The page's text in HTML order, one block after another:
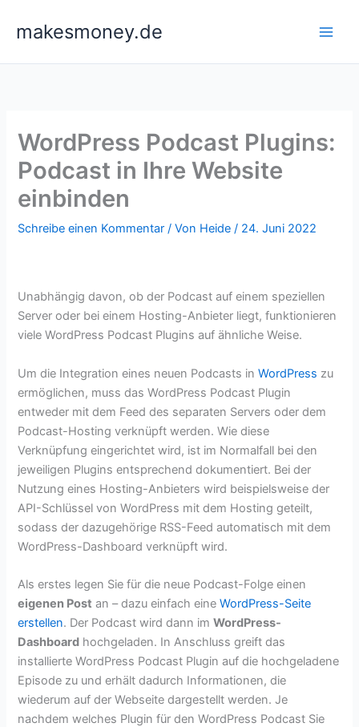
Inhaltmakesmoney.de
WordPress Podcast Plugins:
Podcast in Ihre Website
einbinden
Schreibe einen Kommentar / Von Heide/ 24. Juni 2022
Unabhängig davon, ob der Podcast auf einem speziellen
Server oder bei einem Hosting-Anbieter liegt, funktionieren
viele WordPress Podcast Plugins auf ähnliche Weise.
Um die Integration eines neuen Podcasts inWordPress zu
ermöglichen, muss das WordPress Podcast Plugin
entweder mit dem Feed des separaten Servers oder dem
Podcast-Hosting verknüpft werden. Wie diese
Verknüpfung eingerichtet wird, ist im Normalfall bei den
jeweiligen Plugins entsprechend dokumentiert. Bei der
Nutzung eines Hosting-Anbieters wird beispielsweise der
API-Schlüssel von WordPress mit dem Hosting geteilt,
sodass der dazugehörige RSS-Feed automatisch mit dem
WordPress-Dashboard verknüpft wird.
Als erstes legen Sie für die neue Podcast-Folge einen
eigenen Post an – dazu einfach eineWordPress-Seite
erstellen. Der Podcast wird dann imWordPress-
Dashboard hochgeladen. In Anschluss greift das
installierte WordPress Podcast Plugin auf die hochgeladene
Episode zu und erhält dadurch Informationen, die
wiederum auf der Webseite dargestellt werden. Je
nachdem welches Plugin für den WordPress Podcast Sie